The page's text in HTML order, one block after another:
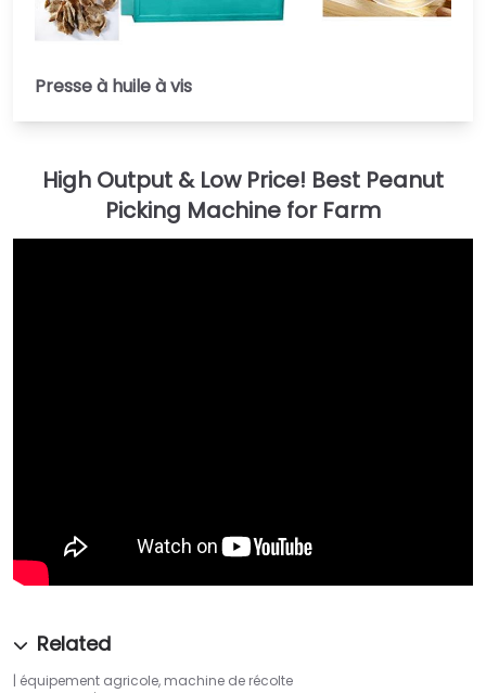
Presse à huile à vis
équipement agricole, machine de récolte